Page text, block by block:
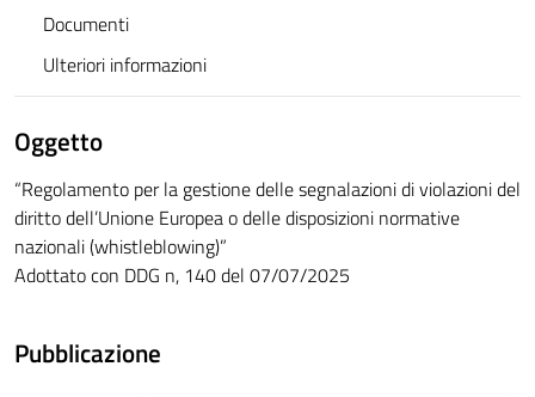
Documenti
Ulteriori informazioni
Oggetto
“Regolamento per la gestione delle segnalazioni di violazioni del
diritto dell’Unione Europea o delle disposizioni normative
nazionali (whistleblowing)”
Adottato con DDG n, 140 del 07/07/2025
Pubblicazione